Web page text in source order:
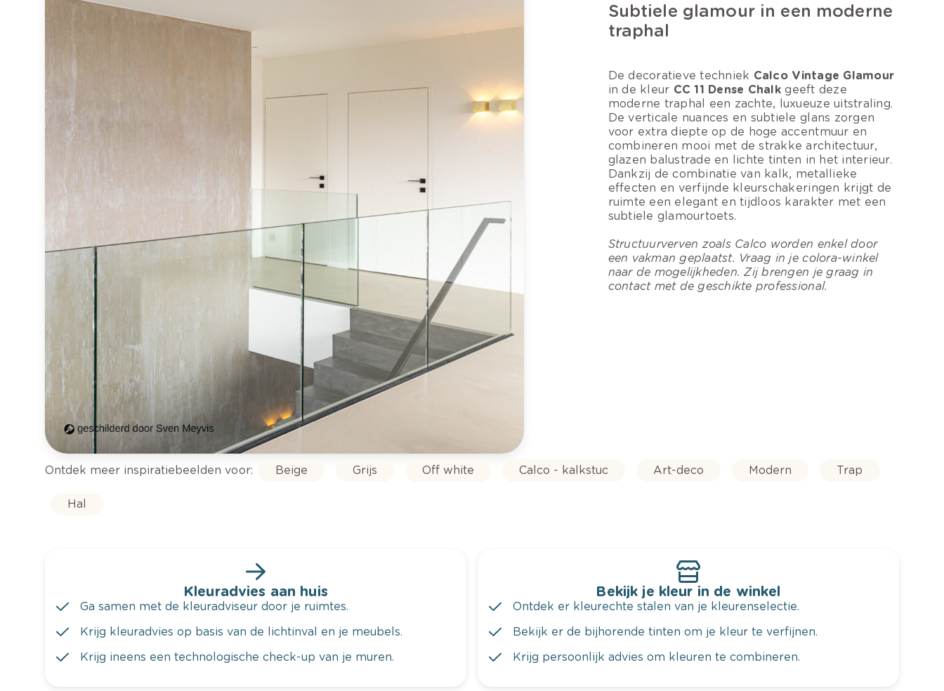
Subtiele glamour in een moderne
traphal
De decoratieve techniek Calco Vintage Glamour
in de kleur CC 11 Dense Chalk geeft deze
moderne traphal een zachte, luxueuze uitstraling.
De verticale nuances en subtiele glans zorgen
voor extra diepte op de hoge accentmuur en
combineren mooi met de strakke architectuur,
glazen balustrade en lichte tinten in het interieur.
Dankzij de combinatie van kalk, metallieke
effecten en verfijnde kleurschakeringen krijgt de
ruimte een elegant en tijdloos karakter met een
subtiele glamourtoets.
Structuurverven zoals Calco worden enkel door
een vakman geplaatst. Vraag in je colora-winkel
naar de mogelijkheden. Zij brengen je graag in
contact met de geschikte professional.
Ontdek meer inspiratiebeelden voor: Beige Grijs Off white Calco - kalkstuc Art-deco Modern Trap
Hal
Kleuradvies aan huis
Ga samen met de kleuradviseur door je ruimtes.
Krijg kleuradvies op basis van de lichtinval en je meubels.
Krijg ineens een technologische check-up van je muren.
Bekijk je kleur in de winkel
Ontdek er kleurechte stalen van je kleurenselectie.
Bekijk er de bijhorende tinten om je kleur te verfijnen.
Krijg persoonlijk advies om kleuren te combineren.